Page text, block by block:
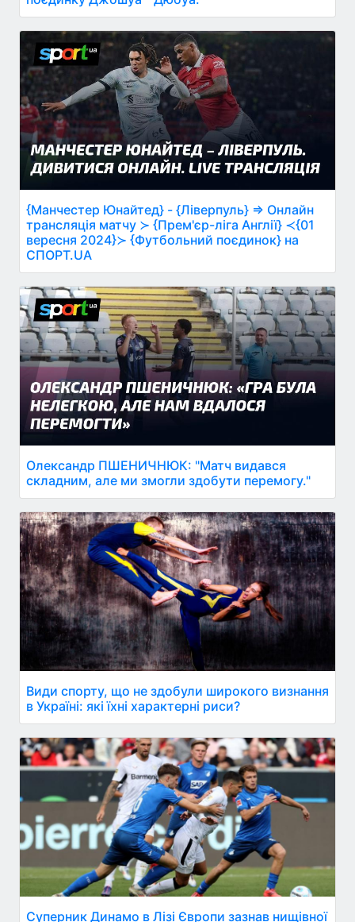
{Манчестер Юнайтед} - {Ліверпуль} ⇒ Онлайн
трансляція матчу ≻ {Прем'єр-ліга Англії} ≺{01
вересня 2024}≻ {Футбольний поєдинок} на
СПОРТ.UA
Олександр ПШЕНИЧНЮК: "Матч видався
складним, але ми змогли здобути перемогу."
Види спорту, що не здобули широкого визнання
в Україні: які їхні характерні риси?
Суперник Динамо в Лізі Європи зазнав нищівної